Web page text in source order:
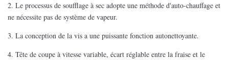
2. Le processus de soufflage à sec adopte une méthode d'auto-chauffage et
ne nécessite pas de système de vapeur.
3. La conception de la vis a une puissante fonction autonettoyante.
4. Tête de coupe à vitesse variable, écart réglable entre la fraise et le